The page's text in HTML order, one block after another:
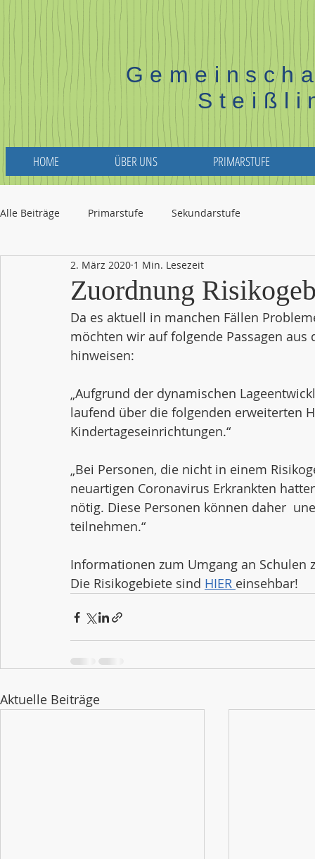
HOME ÜBER UNS PRIMARSTUFE
Alle Beiträge Primarstufe Sekundarstufe
Zuordnung
2. März 2020 1 Min. Lesezeit
Da es aktuell in manchen Fällen
möchten wir auf folgende Passagen
hinweisen:
„Aufgrund der dynamischen
laufend über die folgenden erweiterten
Kindertageseinrichtungen.“
„Bei Personen, die nicht in einem
neuartigen Coronavirus Erkrankten
nötig. Diese Personen können daher
teilnehmen.“
Informationen zum Umgang an Schulen
Die Risikogebiete sind HIER einsehbar!
Aktuelle Beiträge